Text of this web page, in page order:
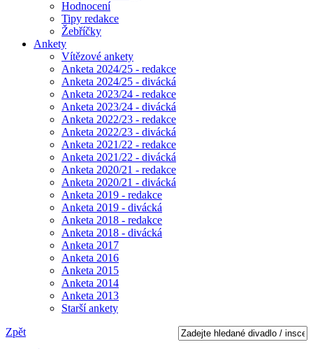
Hodnocení
Tipy redakce
Žebříčky
Ankety
Vítězové ankety
Anketa 2024/25 - redakce
Anketa 2024/25 - divácká
Anketa 2023/24 - redakce
Anketa 2023/24 - divácká
Anketa 2022/23 - redakce
Anketa 2022/23 - divácká
Anketa 2021/22 - redakce
Anketa 2021/22 - divácká
Anketa 2020/21 - redakce
Anketa 2020/21 - divácká
Anketa 2019 - redakce
Anketa 2019 - divácká
Anketa 2018 - redakce
Anketa 2018 - divácká
Anketa 2017
Anketa 2016
Anketa 2015
Anketa 2014
Anketa 2013
Starší ankety
Zpět